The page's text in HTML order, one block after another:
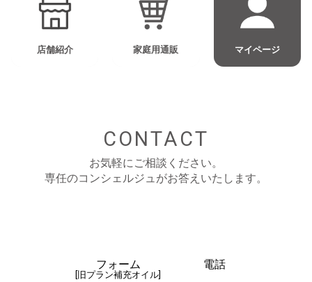
店舗紹介 家庭用通販 マイページ
CONTACT
お気軽にご相談ください。
専任のコンシェルジュがお答えいたします。
フォーム
[旧プラン補充オイル]
電話